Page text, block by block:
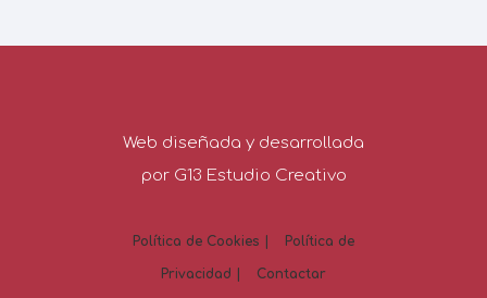
Web diseñada y desarrollada
por G13 Estudio Creativo
Política de Cookies | Política de
Privacidad | Contactar